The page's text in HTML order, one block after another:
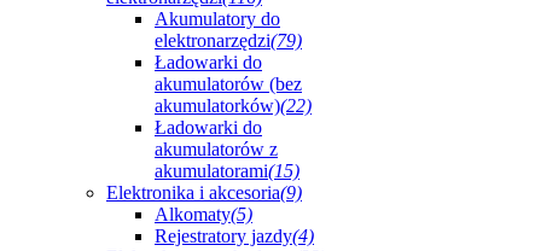
Akumulatory do
elektronarzędzi(79)
Ładowarki do
akumulatorów (bez
akumulatorków)(22)
Ładowarki do
akumulatorów z
akumulatorami(15)
Elektronika i akcesoria(9)
Alkomaty(5)
Rejestratory jazdy(4)